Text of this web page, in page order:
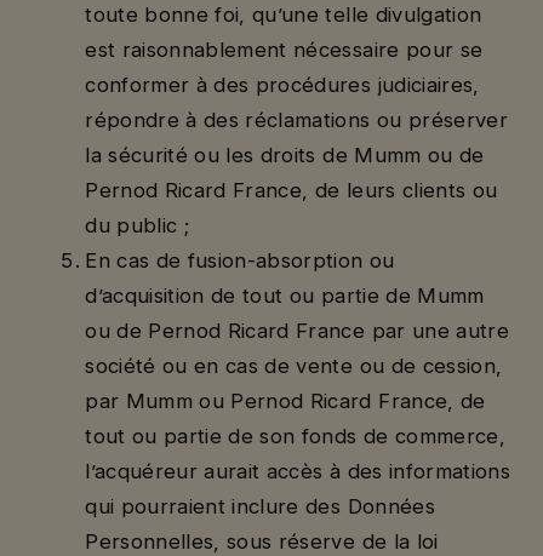
toute bonne foi, qu’une telle divulgation
est raisonnablement nécessaire pour se
conformer à des procédures judiciaires,
répondre à des réclamations ou préserver
la sécurité ou les droits de Mumm ou de
Pernod Ricard France, de leurs clients ou
du public ;
En cas de fusion-absorption ou
d’acquisition de tout ou partie de Mumm
ou de Pernod Ricard France par une autre
société ou en cas de vente ou de cession,
par Mumm ou Pernod Ricard France, de
tout ou partie de son fonds de commerce,
l’acquéreur aurait accès à des informations
qui pourraient inclure des Données
Personnelles, sous réserve de la loi